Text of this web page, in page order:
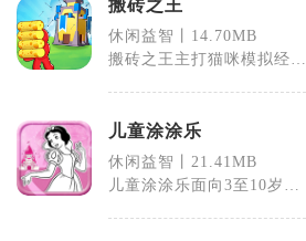
搬砖之王
休闲益智丨14.70MB
搬砖之王主打猫咪模拟经营
儿童涂涂乐
休闲益智丨21.41MB
儿童涂涂乐面向3至10岁儿